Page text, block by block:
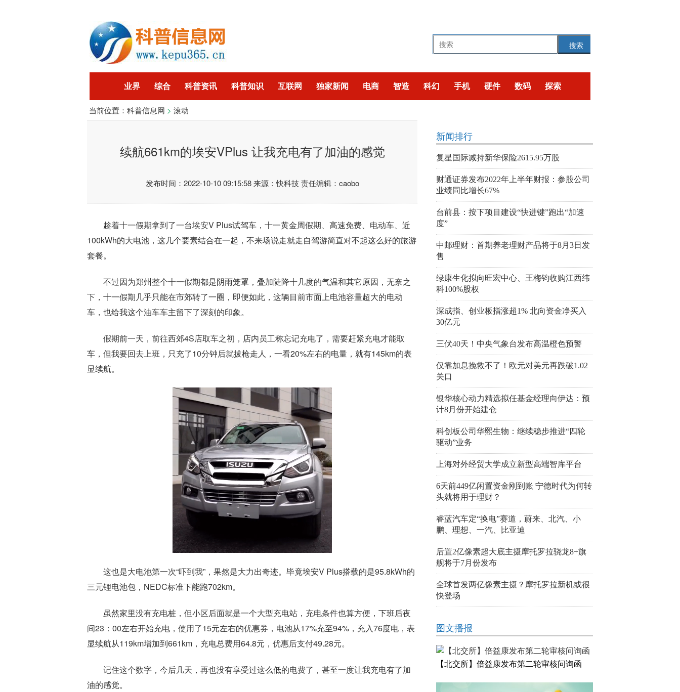
搜索
业界 综合 科普资讯 科普知识 互联网 独家新闻 电商 智造 科幻 手机 硬件 数码 探索
智能 企业 游戏
当前位置： 科普信息网 > 滚动
续航661km的埃安VPlus 让我充电有了加油的感觉
发布时间：2022-10-10 09:15:58 来源：快科技 责任编辑：caobo
趁着十一假期拿到了一台埃安V Plus试驾车，十一黄金周假期、高速免费、电动车、近
100kWh的大电池，这几个要素结合在一起，不来场说走就走自驾游简直对不起这么好的旅游
套餐。
不过因为郑州整个十一假期都是阴雨笼罩，叠加陡降十几度的气温和其它原因，无奈之
下，十一假期几乎只能在市郊转了一圈，即便如此，这辆目前市面上电池容量超大的电动
车，也给我这个油车车主留下了深刻的印象。
假期前一天，前往西郊4S店取车之初，店内员工称忘记充电了，需要赶紧充电才能取
车，但我要回去上班，只充了10分钟后就拔枪走人，一看20%左右的电量，就有145km的表
显续航。
这也是大电池第一次“吓到我”，果然是大力出奇迹。毕竟埃安V Plus搭载的是95.8kWh的
三元锂电池包，NEDC标准下能跑702km。
虽然家里没有充电桩，但小区后面就是一个大型充电站，充电条件也算方便，下班后夜
间23：00左右开始充电，使用了15元左右的优惠券，电池从17%充至94%，充入76度电，表
显续航从119km增加到661km，充电总费用64.8元，优惠后支付49.28元。
记住这个数字，今后几天，再也没有享受过这么低的电费了，甚至一度让我充电有了加
油的感觉。
新闻排行
复星国际减持新华保险2615.95万股
财通证券发布2022年上半年财报：参股公司
业绩同比增长67%
台前县：按下项目建设“快进键”跑出“加速
度”
中邮理财：首期养老理财产品将于8月3日发
售
绿康生化拟向旺宏中心、王梅钧收购江西纬
科100%股权
深成指、创业板指涨超1% 北向资金净买入
30亿元
三伏40天！中央气象台发布高温橙色预警
仅靠加息挽救不了！欧元对美元再跌破1.02
关口
银华核心动力精选拟任基金经理向伊达：预
计8月份开始建仓
科创板公司华熙生物：继续稳步推进“四轮
驱动”业务
上海对外经贸大学成立新型高端智库平台
6天前449亿闲置资金刚到账 宁德时代为何转
头就将用于理财？
睿蓝汽车定“换电”赛道，蔚来、北汽、小
鹏、理想、一汽、比亚迪
后置2亿像素超大底主摄摩托罗拉骁龙8+旗
舰将于7月份发布
全球首发两亿像素主摄？摩托罗拉新机或很
快登场
图文播报
【北交所】倍益康发布第二轮审核问询函